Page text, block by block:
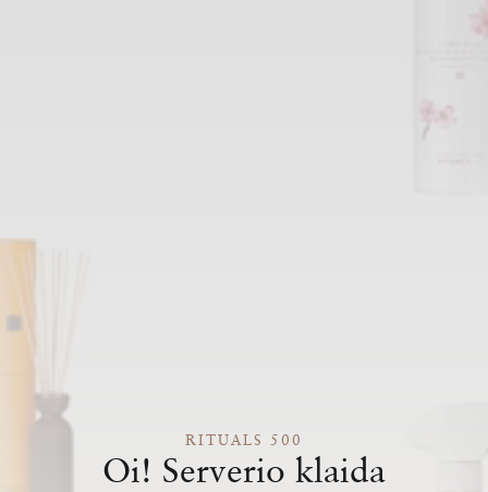
RITUALS 500
Oi! Serverio klaida